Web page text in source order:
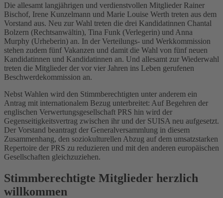
Die allesamt langjährigen und verdienstvollen Mitglieder Rainer
Bischof, Irene Kunzelmann und Marie Louise Werth treten aus dem
Vorstand aus. Neu zur Wahl treten die drei Kandidatinnen Chantal
Bolzern (Rechtsanwältin), Tina Funk (Verlegerin) und Anna
Murphy (Urheberin) an. In der Verteilungs- und Werkkommission
stehen zudem fünf Vakanzen und damit die Wahl von fünf neuen
Kandidatinnen und Kandidatinnen an. Und allesamt zur Wiederwahl
treten die Mitglieder der vor vier Jahren ins Leben gerufenen
Beschwerdekommission an.
Nebst Wahlen wird den Stimmberechtigten unter anderem ein
Antrag mit internationalem Bezug unterbreitet: Auf Begehren der
englischen Verwertungsgesellschaft PRS hin wird der
Gegenseitigkeitsvertrag zwischen ihr und der SUISA neu aufgesetzt.
Der Vorstand beantragt der Generalversammlung in diesem
Zusammenhang, den soziokulturellen Abzug auf dem umsatzstarken
Repertoire der PRS zu reduzieren und mit den anderen europäischen
Gesellschaften gleichzuziehen.
Stimmberechtigte Mitglieder herzlich
willkommen